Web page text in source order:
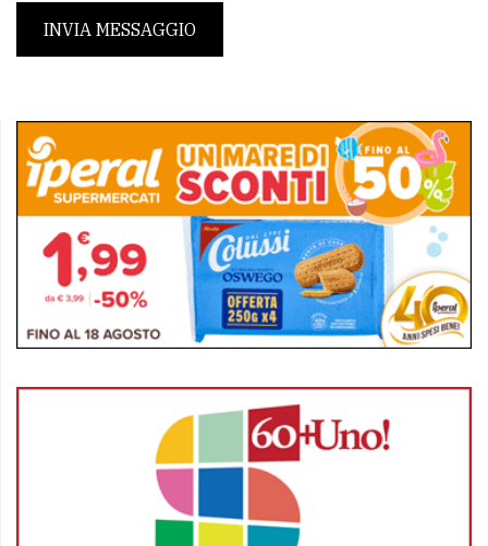
INVIA MESSAGGIO